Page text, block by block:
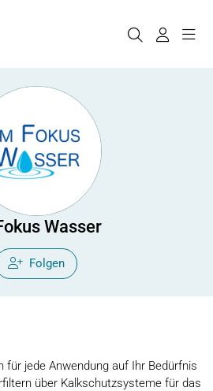
Wasser
Folgen
für jede Anwendung auf Ihr Bedürfnis
über Kalkschutzsysteme für das